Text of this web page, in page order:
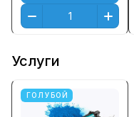
Услуги
ГОЛУБОЙ